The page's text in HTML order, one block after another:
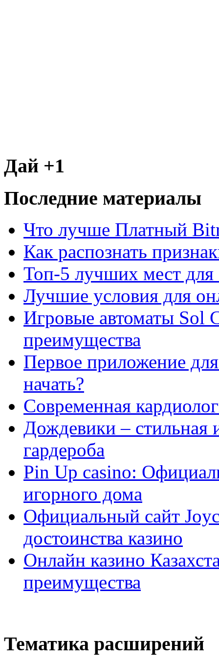
Дай +1
Последние материалы
Что лучше Платный
Как распознать
Топ-5 лучших мест для
Лучшие условия для
Игровые автоматы Sol
преимущества
Первое приложение
начать?
Современная
Дождевики – стильная
гардероба
Pin Up casino:
игорного дома
Официальный сайт
достоинства казино
Онлайн казино
преимущества
Тематика расширений